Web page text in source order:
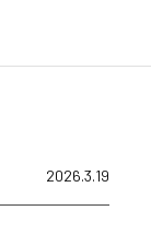
2026.3.19